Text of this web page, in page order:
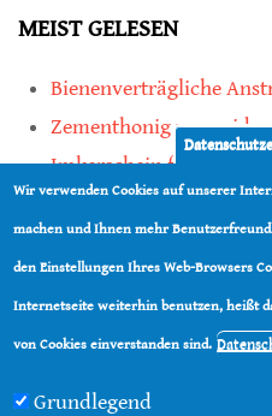
MEIST GELESEN
Bienenverträgliche
Zementhonig vermeiden
Imkerschein für
Kauf von Mittelwänden
teilen
Wir verwenden Cookies auf unserer
machen und Ihnen mehr
den Einstellungen Ihres Web-Browsers
Internetseite weiterhin benutzen, heißt
von Cookies einverstanden sind.
Grundlegend